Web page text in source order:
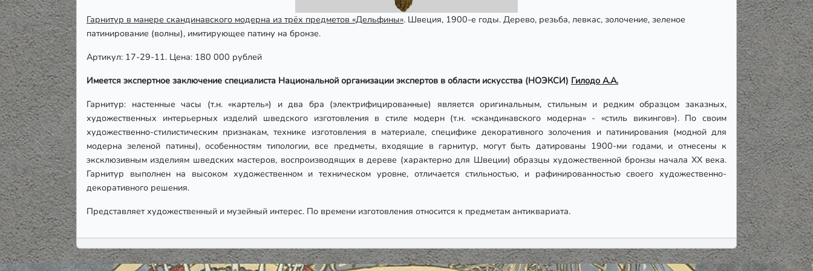
Гарнитур в манере скандинавского модерна из трёх предметов «Дельфины». Швеция, 1900-е годы. Дерево, резьба, левкас, золочение, зеленое
патинирование (волны), имитирующее патину на бронзе.
Артикул: 17-29-11. Цена: 180 000 рублей
Имеется экспертное заключение специалиста Национальной организации экспертов в области искусства (НОЭКСИ) Гилодо А.А.
Гарнитур: настенные часы (т.н. «картель») и два бра (электрифицированные) является оригинальным, стильным и редким образцом заказных,
художественных интерьерных изделий шведского изготовления в стиле модерн (т.н. «скандинавского модерна» - «стиль викингов»). По своим
художественно-стилистическим признакам, технике изготовления в материале, специфике декоративного золочения и патинирования (модной для
модерна зеленой патины), особенностям типологии, все предметы, входящие в гарнитур, могут быть датированы 1900-ми годами, и отнесены к
эксклюзивным изделиям шведских мастеров, воспроизводящих в дереве (характерно для Швеции) образцы художественной бронзы начала ХХ века.
Гарнитур выполнен на высоком художественном и техническом уровне, отличается стильностью, и рафинированностью своего художественно-
декоративного решения.
Представляет художественный и музейный интерес. По времени изготовления относится к предметам антиквариата.